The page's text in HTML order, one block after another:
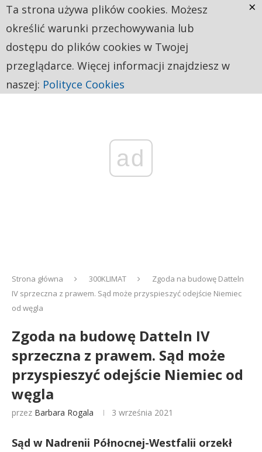
ad
Strona główna 300KLIMAT
Zgoda na budowę Datteln
IV sprzeczna z prawem. Sąd może przyspieszyć odejście Niemiec
od węgla
Zgoda na budowę Datteln IV
sprzeczna z prawem. Sąd może
przyspieszyć odejście Niemiec od
węgla
przez Barbara Rogala 3 września 2021
Sąd w Nadrenii Północnej-Westfalii orzekł
Ta strona używa plików cookies. Możesz
określić warunki przechowywania lub
dostępu do plików cookies w Twojej
przeglądarce. Więcej informacji znajdziesz w
naszej: Polityce Cookies
×